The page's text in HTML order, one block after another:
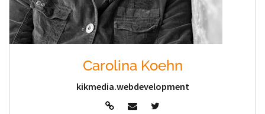
Carolina Koehn
kikmedia.webdevelopment